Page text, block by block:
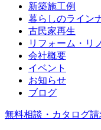
新築施工例
暮らしのライン
古民家再生
リフォーム・リ
会社概要
イベント
お知らせ
ブログ
無料相談・カタログ請